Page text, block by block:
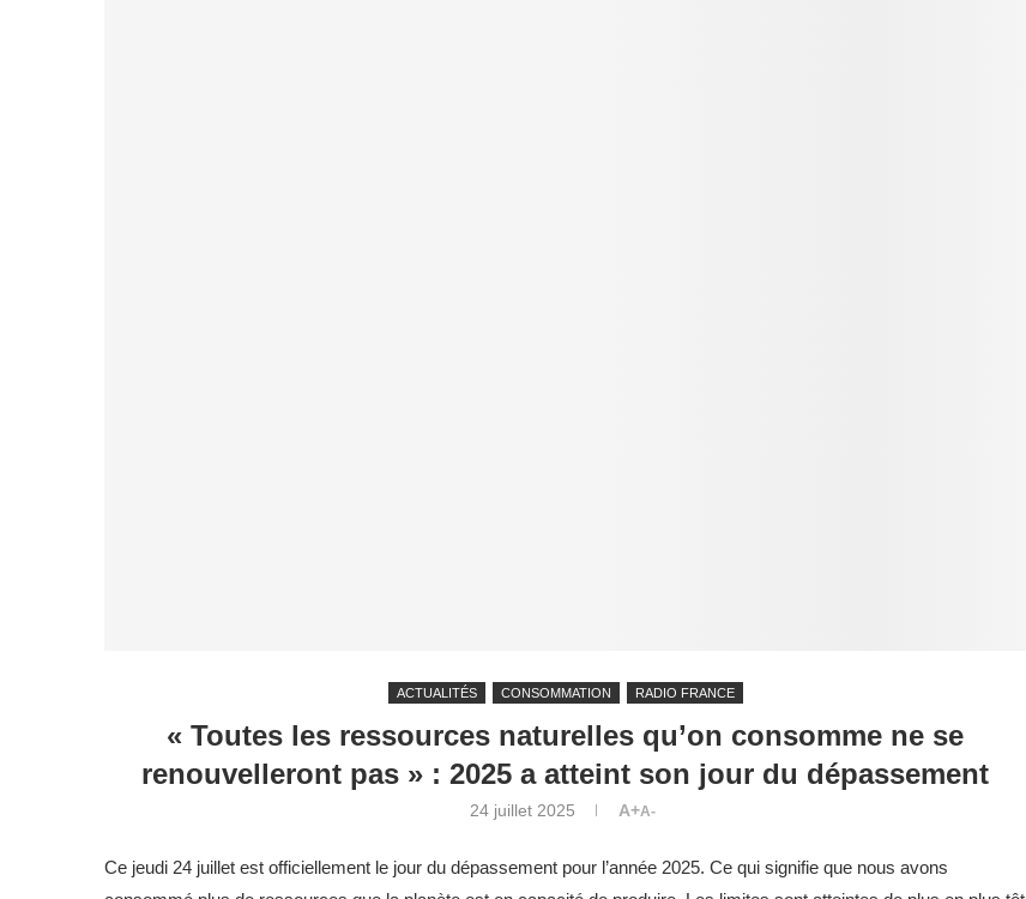
ACTUALITÉS CONSOMMATION RADIO FRANCE
« Toutes les ressources naturelles qu’on consomme ne se
renouvelleront pas » : 2025 a atteint son jour du dépassement
24 juillet 2025 A+A-
Ce jeudi 24 juillet est officiellement le jour du dépassement pour l’année 2025. Ce qui signifie que nous avons